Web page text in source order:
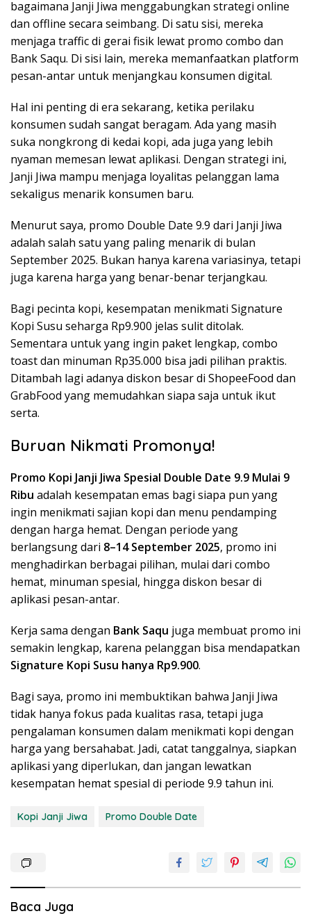
bagaimana Janji Jiwa menggabungkan strategi online
dan offline secara seimbang. Di satu sisi, mereka
menjaga traffic di gerai fisik lewat promo combo dan
Bank Saqu. Di sisi lain, mereka memanfaatkan platform
pesan-antar untuk menjangkau konsumen digital.
Hal ini penting di era sekarang, ketika perilaku
konsumen sudah sangat beragam. Ada yang masih
suka nongkrong di kedai kopi, ada juga yang lebih
nyaman memesan lewat aplikasi. Dengan strategi ini,
Janji Jiwa mampu menjaga loyalitas pelanggan lama
sekaligus menarik konsumen baru.
Menurut saya, promo Double Date 9.9 dari Janji Jiwa
adalah salah satu yang paling menarik di bulan
September 2025. Bukan hanya karena variasinya, tetapi
juga karena harga yang benar-benar terjangkau.
Bagi pecinta kopi, kesempatan menikmati Signature
Kopi Susu seharga Rp9.900 jelas sulit ditolak.
Sementara untuk yang ingin paket lengkap, combo
toast dan minuman Rp35.000 bisa jadi pilihan praktis.
Ditambah lagi adanya diskon besar di ShopeeFood dan
GrabFood yang memudahkan siapa saja untuk ikut
serta.
Buruan Nikmati Promonya!
Promo Kopi Janji Jiwa Spesial Double Date 9.9 Mulai 9
Ribu adalah kesempatan emas bagi siapa pun yang
ingin menikmati sajian kopi dan menu pendamping
dengan harga hemat. Dengan periode yang
berlangsung dari 8–14 September 2025, promo ini
menghadirkan berbagai pilihan, mulai dari combo
hemat, minuman spesial, hingga diskon besar di
aplikasi pesan-antar.
Kerja sama dengan Bank Saqu juga membuat promo ini
semakin lengkap, karena pelanggan bisa mendapatkan
Signature Kopi Susu hanya Rp9.900.
Bagi saya, promo ini membuktikan bahwa Janji Jiwa
tidak hanya fokus pada kualitas rasa, tetapi juga
pengalaman konsumen dalam menikmati kopi dengan
harga yang bersahabat. Jadi, catat tanggalnya, siapkan
aplikasi yang diperlukan, dan jangan lewatkan
kesempatan hemat spesial di periode 9.9 tahun ini.
Kopi Janji Jiwa Promo Double Date
Baca Juga